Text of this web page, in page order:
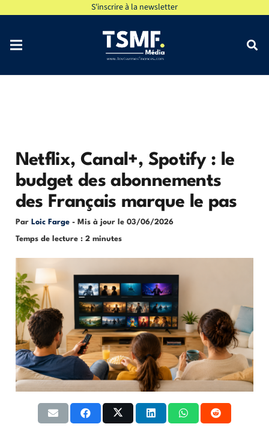
S'inscrire à la newsletter
Netflix, Canal+, Spotify : le
budget des abonnements
des Français marque le pas
Par Loic Farge - Mis à jour le 03/06/2026
Temps de lecture : 2 minutes